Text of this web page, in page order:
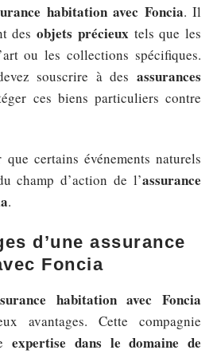
habitation avec Foncia. Il
des objets précieux tels que les
ou les collections spécifiques.
souscrire à des assurances
ces biens particuliers contre
certains événements naturels
champ d’action de l’assurance
.
d’une assurance
Foncia
habitation avec Foncia
avantages. Cette compagnie
expertise dans le domaine de